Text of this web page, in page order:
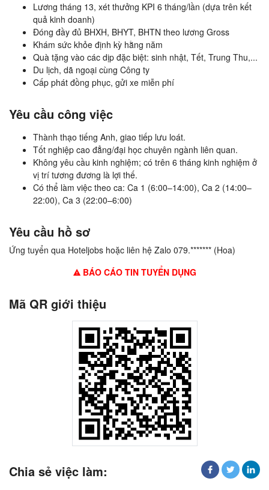
Lương tháng 13, xét thưởng KPI 6 tháng/lần (dựa trên kết
quả kinh doanh)
Đóng đầy đủ BHXH, BHYT, BHTN theo lương Gross
Khám sức khỏe định kỳ hằng năm
Quà tặng vào các dịp đặc biệt: sinh nhật, Tết, Trung Thu,...
Du lịch, dã ngoại cùng Công ty
Cấp phát đồng phục, gửi xe miễn phí
Yêu cầu công việc
Thành thạo tiếng Anh, giao tiếp lưu loát.
Tốt nghiệp cao đẳng/đại học chuyên ngành liên quan.
Không yêu cầu kinh nghiệm; có trên 6 tháng kinh nghiệm ở
vị trí tương đương là lợi thế.
Có thể làm việc theo ca: Ca 1 (6:00–14:00), Ca 2 (14:00–
22:00), Ca 3 (22:00–6:00)
Yêu cầu hồ sơ
Ứng tuyển qua Hoteljobs hoặc liên hệ Zalo 079.******* (Hoa)
BÁO CÁO TIN TUYỂN DỤNG
Mã QR giới thiệu
Chia sẻ việc làm: